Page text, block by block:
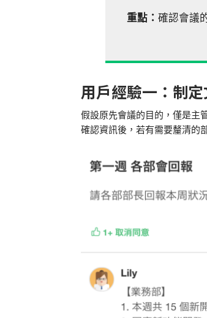
重點： 確認會議
用戶經驗一：制
假設原先會議的目的，僅是主
確認資訊後，若有需要釐清的